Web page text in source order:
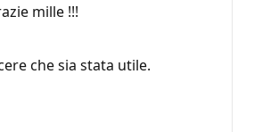
mille !!!
che sia stata utile.